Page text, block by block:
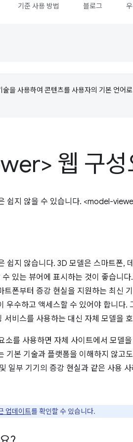
기준 사용 방법 블로그
을 사용하여 콘텐츠를 사용자의 기본 언어
웹 구성
쉽지 않을 수 있습니다. <model-
쉽지 않습니다. 3D 모델은 스마트폰,
있는 뷰어에 표시하는 것이 좋습니
트폰부터 증강 현실을 지원하는 최신
우수하고 액세스할 수 있어야 합니다
서비스를 사용하는 대신 자체 모델을
소를 사용하면 자체 사이트에서 모델
기본 기술과 플랫폼을 이해하지 않고
일부 기기의 증강 현실과 같은 사용
업데이트를 확인할 수 있습니다.